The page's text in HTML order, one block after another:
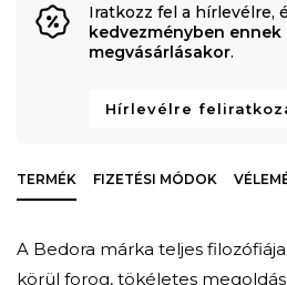
Iratkozz fel a hírlevélre,
kedvezményben ennek
megvásárlásakor.
Hírlevélre
TERMÉK FIZETÉSI MÓDOK
A Bedora márka teljes
körül forog, tökéletes